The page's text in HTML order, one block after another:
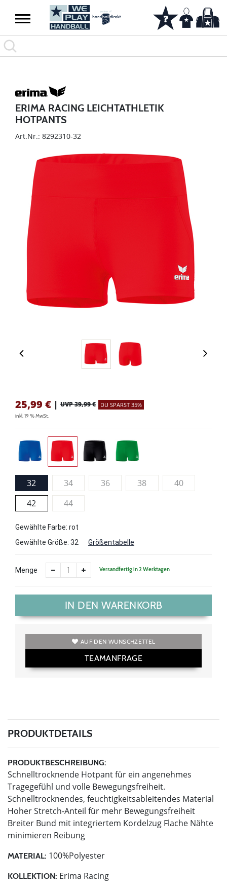
ERIMA RACING LEICHTATHLETIK
HOTPANTS
Art.Nr.: 8292310-32
25,99 € | UVP 39,99 € DU SPARST 35%
inkl. 19 % MwSt.
32 34 36 38
40
42
44
Gewählte Farbe: rot
Gewählte Größe: 32 Größentabelle
Menge Versandfertig in 2 Werktagen
IN DEN WARENKORB
AUF DEN WUNSCHZETTEL
TEAMANFRAGE
PRODUKTDETAILS
PRODUKTBESCHREIBUNG:
Schnelltrocknende Hotpant für ein angenehmes
Tragegefühl und volle Bewegungsfreiheit.
Schnelltrocknendes, feuchtigkeitsableitendes Material
Hoher Stretch-Anteil für mehr Bewegungsfreiheit
Breiter Bund mit integriertem Kordelzug Flache Nähte
minimieren Reibung
MATERIAL: 100%Polyester
KOLLEKTION: Erima Racing